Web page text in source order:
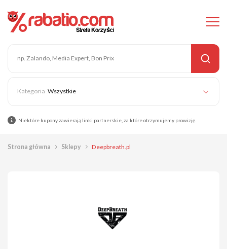
Wszystkie
Niektóre kupony zawierają linki partnerskie, za które otrzymujemy prowizję.
Strona główna Sklepy Deepbreath.pl